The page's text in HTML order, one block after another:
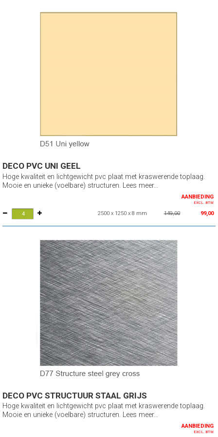
DECO PVC UNI GEEL
Hoge kwaliteit en lichtgewicht pvc plaat met kraswerende toplaag.
Mooie en unieke (voelbare) structuren. Lees meer...
AANBIEDING
EXCL. BTW
2500 x 1250 x 8 mm 149,00 99,00
DECO PVC STRUCTUUR STAAL GRIJS
Hoge kwaliteit en lichtgewicht pvc plaat met kraswerende toplaag.
Mooie en unieke (voelbare) structuren. Lees meer...
AANBIEDING
EXCL. BTW